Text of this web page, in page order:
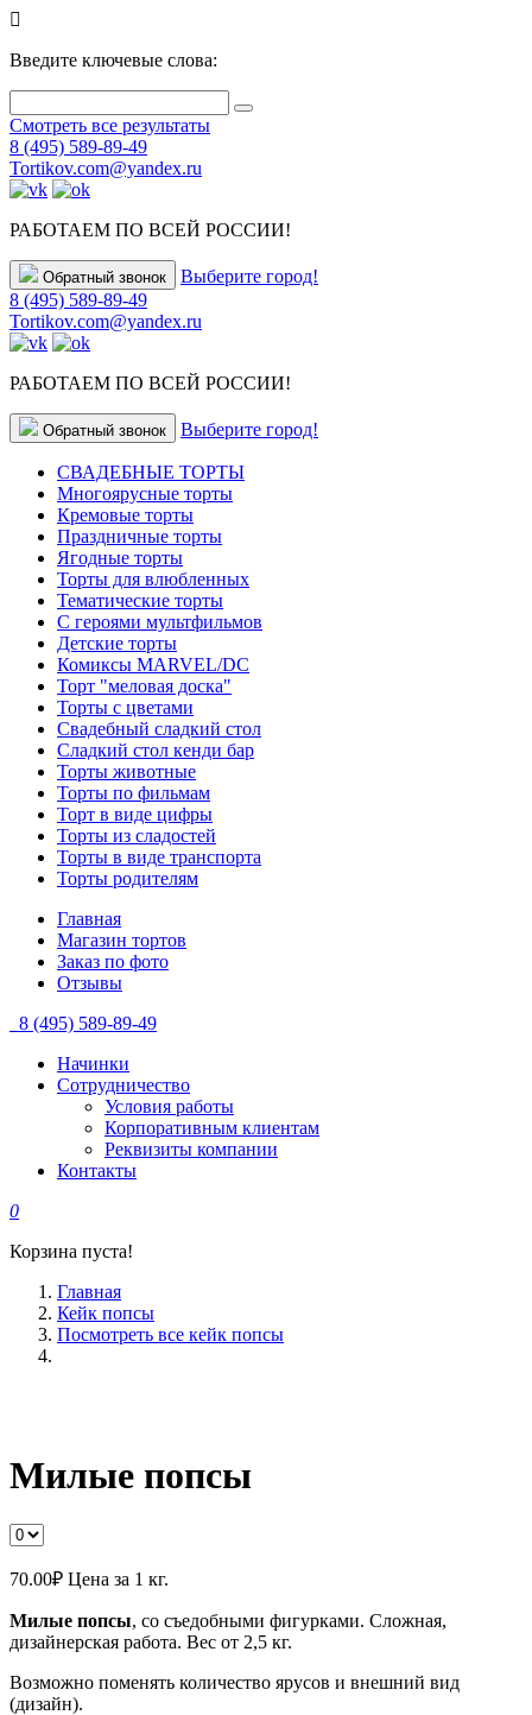
Введите ключевые слова:
Смотреть все результаты
8 (495) 589-89-49
Tortikov.com@yandex.ru
РАБОТАЕМ ПО ВСЕЙ РОССИИ!
Обратный звонок
Выберите город!
8 (495) 589-89-49
Tortikov.com@yandex.ru
РАБОТАЕМ ПО ВСЕЙ РОССИИ!
Обратный звонок Выберите город!
СВАДЕБНЫЕ ТОРТЫ
Многоярусные торты
Кремовые торты
Праздничные торты
Ягодные торты
Торты для влюбленных
Тематические торты
С героями мультфильмов
Детские торты
Комиксы MARVEL/DC
Торт "меловая доска"
Торты с цветами
Свадебный сладкий стол
Сладкий стол кенди бар
Торты животные
Торты по фильмам
Торт в виде цифры
Торты из сладостей
Торты в виде транспорта
Торты родителям
Главная
Магазин тортов
Заказ по фото
Отзывы
8 (495) 589-89-49
Начинки
Сотрудничество
Условия работы
Корпоративным клиентам
Реквизиты компании
Контакты
0
Корзина пуста!
Главная
Кейк попсы
Посмотреть все кейк попсы
Милые попсы
70.00₽ Цена за 1 кг.
Милые попсы, со съедобными фигурками. Сложная,
дизайнерская работа. Вес от 2,5 кг.
Возможно поменять количество ярусов и внешний вид
(дизайн).